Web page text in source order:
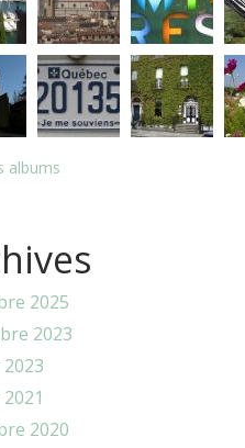
albums
2025
2023
2020